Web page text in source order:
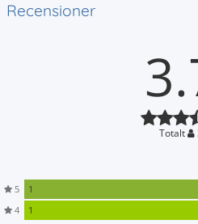
Recensioner
Totalt
5
1
4
1